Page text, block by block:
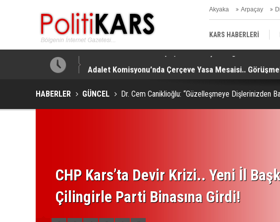
Akyaka Arpaçay
KARS HABERLERİ
Adalet Komisyonu’nda Çerçeve Yasa Mesaisi..
HABERLER GÜNCEL Dr. Cem Caniklioğlu: “Güzelleşmeye Dişlerinizden
CHP Kars’ta Devir Krizi.. Yeni İl
Çilingirle Parti Binasına Girdi!